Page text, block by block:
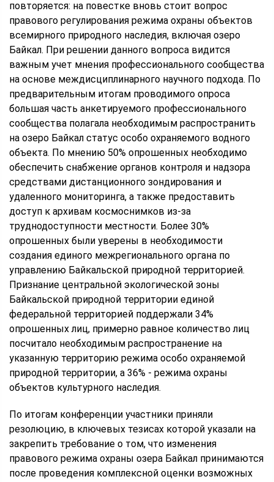
повторяется: на повестке вновь стоит вопрос
правового регулирования режима охраны объектов
всемирного природного наследия, включая озеро
Байкал. При решении данного вопроса видится
важным учет мнения профессионального сообщества
на основе междисциплинарного научного подхода. По
предварительным итогам проводимого опроса
большая часть анкетируемого профессионального
сообщества полагала необходимым распространить
на озеро Байкал статус особо охраняемого водного
объекта. По мнению 50% опрошенных необходимо
обеспечить снабжение органов контроля и надзора
средствами дистанционного зондирования и
удаленного мониторинга, а также предоставить
доступ к архивам космоснимков из-за
труднодоступности местности. Более 30%
опрошенных были уверены в необходимости
создания единого межрегионального органа по
управлению Байкальской природной территорией.
Признание центральной экологической зоны
Байкальской природной территории единой
федеральной территорией поддержали 34%
опрошенных лиц, примерно равное количество лиц
посчитало необходимым распространение на
указанную территорию режима особо охраняемой
природной территории, а 36% - режима охраны
объектов культурного наследия.
По итогам конференции участники приняли
резолюцию, в ключевых тезисах которой указали на
закрепить требование о том, что изменения
правового режима охраны озера Байкал принимаются
после проведения комплексной оценки возможных